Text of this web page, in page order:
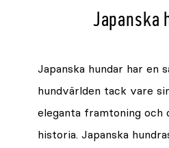
Japanska
Japanska hundar har en
hundvärlden tack vare
eleganta framtoning och
historia. Japanska